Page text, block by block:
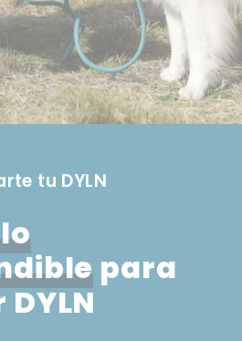
tu DYLN
para